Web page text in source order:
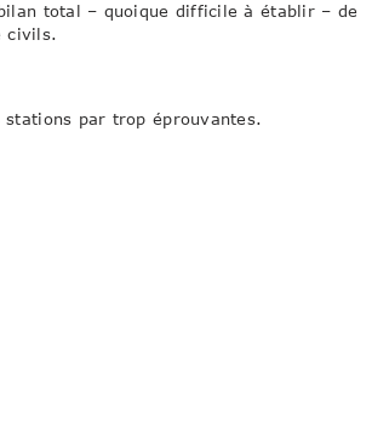
total – quoique difficile à établir – de
civils.
par trop éprouvantes.